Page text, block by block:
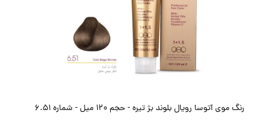
رنگ موی آتوسا رویال بلوند بژ تیره - حجم 120 میل - شماره 6.51